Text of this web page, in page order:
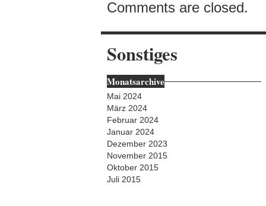
Comments are closed.
Sonstiges
Monatsarchive
Mai 2024
März 2024
Februar 2024
Januar 2024
Dezember 2023
November 2015
Oktober 2015
Juli 2015